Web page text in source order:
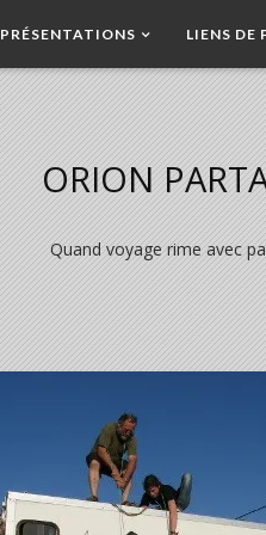
PRÉSENTATIONS LIENS DE
ORION
Quand voyage rime avec